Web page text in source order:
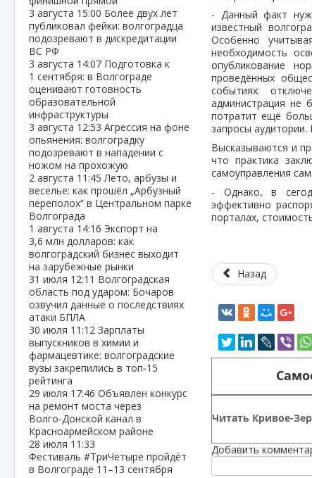
3 августа 15:00 Более двух лет
публиковал фейки: волгоградца
подозревают в дискредитации
ВС РФ
3 августа 14:07 Подготовка к
1 сентября: в Волгограде
оценивают готовность
образовательной
инфраструктуры
3 августа 12:53 Агрессия на фоне
опьянения: волгоградку
подозревают в нападении с
ножом на прохожую
2 августа 11:45Лето, арбузы и
веселье: как прошёл „Арбузный
переполох“ в Центральном парке
Волгограда
1 августа 14:16 Экспорт на
3,6 млн долларов: как
волгоградский бизнес выходит
на зарубежные рынки
31 июля 12:11 Волгоградская
область под ударом: Бочаров
озвучил данные о последствиях
атаки БПЛА
30 июля 11:12 Зарплаты
выпускников в химии и
фармацевтике: волгоградские
вузы закрепились в топ‑15
рейтинга
29 июля 17:46 Объявлен конкурс
на ремонт моста через
Волго‑Донской канал в
Красноармейском районе
28 июля 11:33
Фестиваль #ТриЧетыре пройдёт
в Волгограде 11–13 сентября
- Данный факт
известный
Особенно
необходимость
опубликование
проведённых
событиях:
администрация не
потратит ещё
запросы аудитории.
Высказываются и
что практика
самоуправления
- Однако, в
эффективно
порталах,
Назад
Читать Кривое-
Добавить